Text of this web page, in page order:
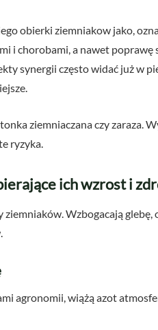
obierki ziemniakow jako,
i chorobami, a nawet poprawę
synergii często widać już w
ziemniaczana czy zaraza.
ryzyka.
ich wzrost i
ziemniaków. Wzbogacają glebę,
agronomii, wiążą azot